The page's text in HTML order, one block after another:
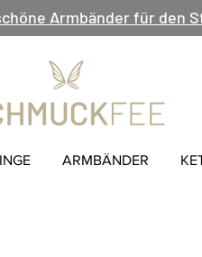
Armbänder für den
ARMBÄNDER